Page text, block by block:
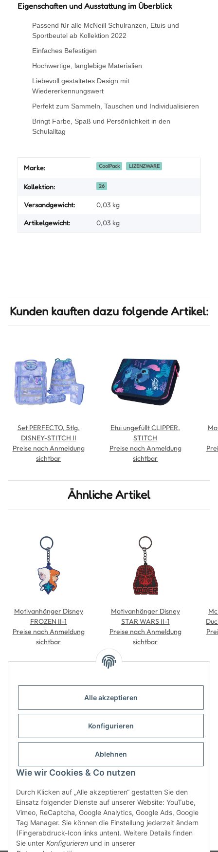
Alle akzeptieren
Konfigurieren
Ablehnen
Wie wir Cookies & Co nutzen
Durch Klicken auf „Alle akzeptieren“ gestatten Sie den
Einsatz folgender Dienste auf unserer Website: YouTube,
Vimeo, ReCaptcha, Google Analytics, Google Ads, Google
Tag Manager. Sie können die Einstellung jederzeit ändern
(Fingerabdruck-Icon links unten). Weitere Details finden
Sie unter Konfigurieren und in unserer
Eigenschaften und Ausstattung im Überblick
Passend für alle McNeill Schulranzen, Etuis und
Sportbeutel ab Kollektion 2022
Einfaches Befestigen
Hochwertige, langlebige Materialien
Liebevoll gestaltetes Design mit
Wiedererkennungswert
Perfekt zum Sammeln, Tauschen und Individualisieren
Bringt Farbe, Spaß und Persönlichkeit in den
Schulalltag
Produkteigenschaft
Wert
Marke: CoolPack LIZENZWARE
Kollektion: 26
Versandgewicht: 0,03 kg
Artikelgewicht: 0,03 kg
Kunden kauften dazu folgende Artikel:
Set PERFECTO, 5tlg.
DISNEY-STITCH II
Preise nach Anmeldung
sichtbar
Etui ungefüllt CLIPPER,
STITCH
Preise nach Anmeldung
sichtbar
Ähnliche Artikel
Motivanhänger Disney
FROZEN II-1
Preise nach Anmeldung
sichtbar
Motivanhänger Disney
STAR WARS II-1
Preise nach Anmeldung
sichtbar
Informationen
Gesetzliche Informationen
* Alle Preise zzgl. gesetzlicher USt., zzgl.Versand